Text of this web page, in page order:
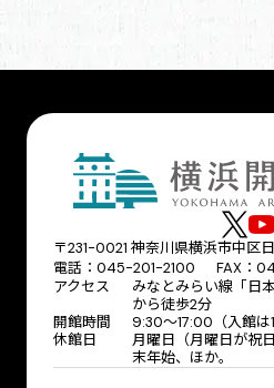
〒231-0021 神奈川県横浜市中区
電話：045-201-2100 FAX：
アクセス
みなとみらい線「日
から徒歩2分
開館時間
9:30〜17:00（入館は
休館日
月曜日（月曜日が祝
末年始、ほか。